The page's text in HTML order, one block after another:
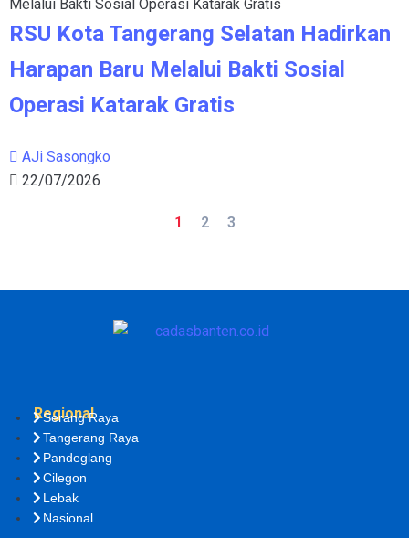
RSU Kota Tangerang Selatan Hadirkan
Harapan Baru Melalui Bakti Sosial
Operasi Katarak Gratis
AJi Sasongko
22/07/2026
1 2 3
Regional
Serang Raya
Tangerang Raya
Pandeglang
Cilegon
Lebak
Nasional